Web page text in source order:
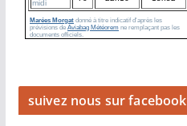
suivez nous sur facebook